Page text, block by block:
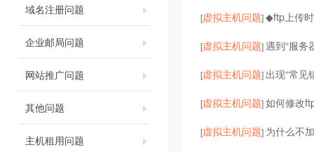
域名注册问题
企业邮局问题
网站推广问题
其他问题
主机租用问题
[虚拟主机问题]◆ftp上传
[虚拟主机问题]遇到“服务
[虚拟主机问题] 出现“常见
[虚拟主机问题]如何修改
[虚拟主机问题] 为什么不